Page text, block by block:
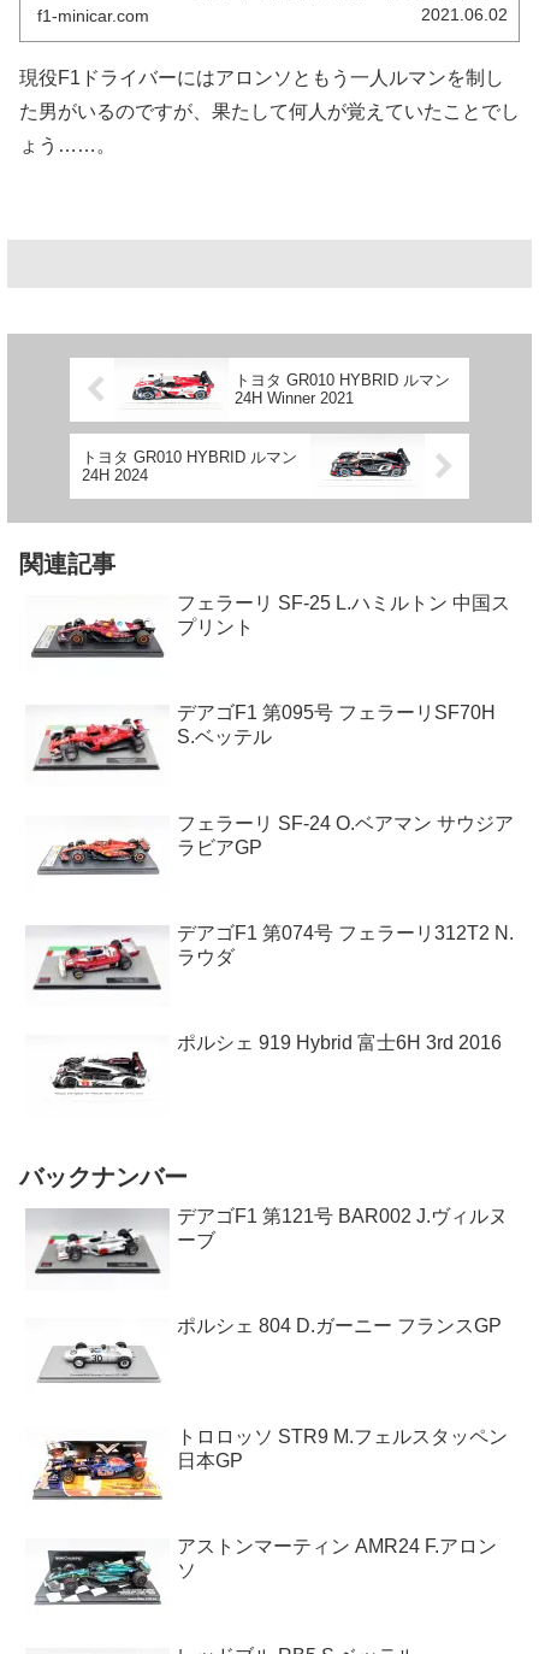
f1-minicar.com 2021.06.02
現役F1ドライバーにはアロンソともう一人ルマンを制し
た男がいるのですが、果たして何人が覚えていたことでし
ょう……。
トヨタ GR010 HYBRID ルマン
24H Winner 2021
トヨタ GR010 HYBRID ルマン
24H 2024
関連記事
フェラーリ SF-25 L.ハミルトン 中国ス
プリント
デアゴF1 第095号 フェラーリSF70H
S.ベッテル
フェラーリ SF-24 O.ベアマン サウジア
ラビアGP
デアゴF1 第074号 フェラーリ312T2 N.
ラウダ
ポルシェ 919 Hybrid 富士6H 3rd 2016
バックナンバー
デアゴF1 第121号 BAR002 J.ヴィルヌ
ーブ
ポルシェ 804 D.ガーニー フランスGP
トロロッソ STR9 M.フェルスタッペン
日本GP
アストンマーティン AMR24 F.アロン
ソ